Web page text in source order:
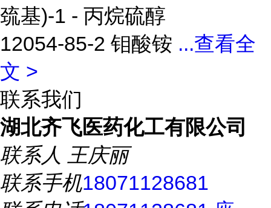
巯基)-1 - 丙烷硫醇
12054-85-2 钼酸铵 ...查看全
文 >
联系我们
湖北齐飞医药化工有限公司
联系人 王庆丽
联系手机18071128681